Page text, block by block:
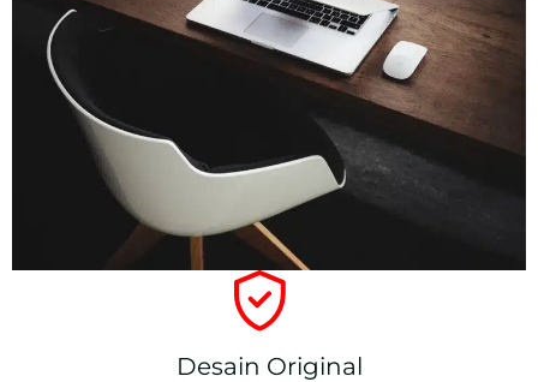
Desain Original